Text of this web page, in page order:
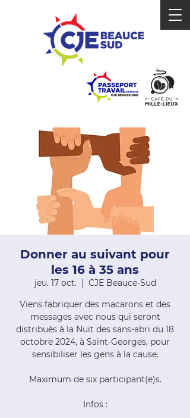
Donner au suivant pour
les 16 à 35 ans
jeu. 17 oct.
  |
CJE Beauce-Sud
Viens fabriquer des macarons et des
messages avec nous qui seront
distribués à la Nuit des sans-abri du 18
octobre 2024, à Saint-Georges, pour
sensibiliser les gens à la cause.
Maximum de six participant(e)s.
Infos :